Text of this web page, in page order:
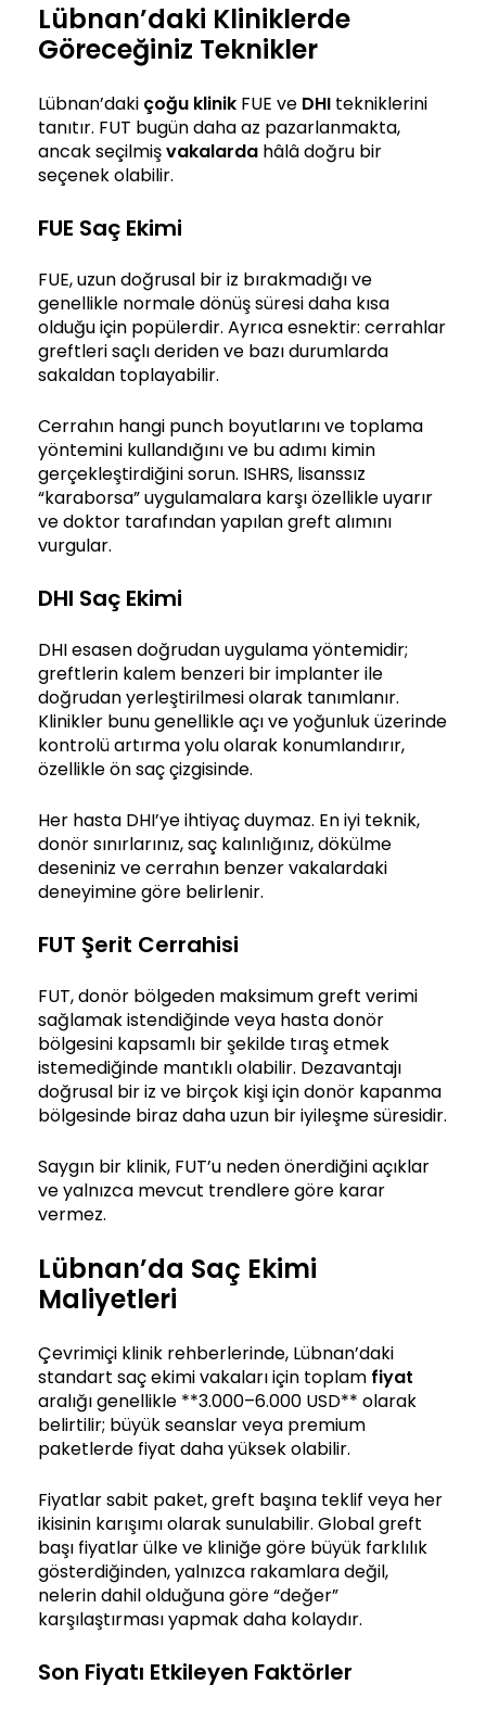
Lübnan’daki Kliniklerde
Göreceğiniz Teknikler
Lübnan’daki çoğu klinik FUE ve DHI tekniklerini
tanıtır. FUT bugün daha az pazarlanmakta,
ancak seçilmişvakalarda hâlâ doğru bir
seçenek olabilir.
FUE Saç Ekimi
FUE, uzun doğrusal bir iz bırakmadığı ve
genellikle normale dönüş süresi daha kısa
olduğu için popülerdir. Ayrıca esnektir: cerrahlar
greftleri saçlı deriden ve bazı durumlarda
sakaldan toplayabilir.
Cerrahın hangi punch boyutlarını ve toplama
yöntemini kullandığını ve bu adımı kimin
gerçekleştirdiğini sorun. ISHRS, lisanssız
“karaborsa” uygulamalara karşı özellikle uyarır
ve doktor tarafından yapılan greft alımını
vurgular.
DHI Saç Ekimi
DHI esasen doğrudan uygulama yöntemidir;
greftlerin kalem benzeri bir implanter ile
doğrudan yerleştirilmesi olarak tanımlanır.
Klinikler bunu genellikle açı ve yoğunluk üzerinde
kontrolü artırma yolu olarak konumlandırır,
özellikle ön saç çizgisinde.
Her hasta DHI’ye ihtiyaç duymaz. En iyi teknik,
donör sınırlarınız, saç kalınlığınız, dökülme
deseniniz ve cerrahın benzer vakalardaki
deneyimine göre belirlenir.
FUT Şerit Cerrahisi
FUT, donör bölgeden maksimum greft verimi
sağlamak istendiğinde veya hasta donör
bölgesini kapsamlı bir şekilde tıraş etmek
istemediğinde mantıklı olabilir. Dezavantajı
doğrusal bir iz ve birçok kişi için donör kapanma
bölgesinde biraz daha uzun bir iyileşme süresidir.
Saygın bir klinik, FUT’u neden önerdiğini açıklar
ve yalnızca mevcut trendlere göre karar
vermez.
Lübnan’da Saç Ekimi
Maliyetleri
Çevrimiçi klinik rehberlerinde, Lübnan’daki
standart saç ekimi vakaları için toplam fiyat
aralığı genellikle **3.000–6.000 USD** olarak
belirtilir; büyük seanslar veya premium
paketlerde fiyat daha yüksek olabilir.
Fiyatlar sabit paket, greft başına teklif veya her
ikisinin karışımı olarak sunulabilir. Global greft
başı fiyatlar ülke ve kliniğe göre büyük farklılık
gösterdiğinden, yalnızca rakamlara değil,
nelerin dahil olduğuna göre “değer”
karşılaştırması yapmak daha kolaydır.
Son Fiyatı Etkileyen Faktörler